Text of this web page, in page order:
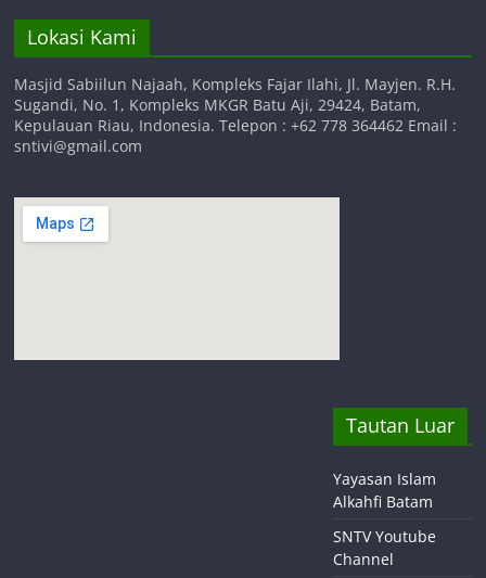
Lokasi Kami
Masjid Sabiilun Najaah, Kompleks Fajar Ilahi, Jl. Mayjen. R.H.
Sugandi, No. 1, Kompleks MKGR Batu Aji, 29424, Batam,
Kepulauan Riau, Indonesia. Telepon : +62 778 364462 Email :
sntivi@gmail.com
Tautan Luar
Yayasan Islam
Alkahfi Batam
SNTV Youtube
Channel